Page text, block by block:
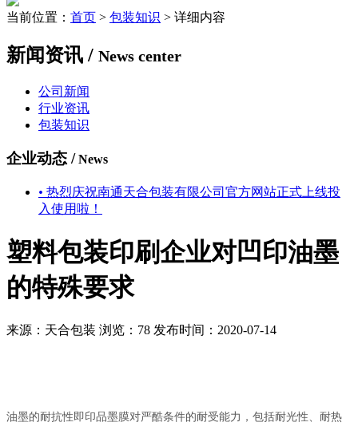
当前位置： 首页 > 包装知识 > 详细内容
新闻资讯 / News center
公司新闻
行业资讯
包装知识
企业动态 / News
• 热烈庆祝南通天合包装有限公司官方网站正式上线投
入使用啦！
塑料包装印刷企业对凹印油墨
的特殊要求
来源：天合包装 浏览： 78 发布时间：2020-07-14
油墨的耐抗性即印品墨膜对严酷条件的耐受能力，包括耐光性、耐热